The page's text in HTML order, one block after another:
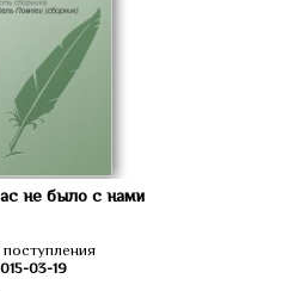
не было с нами
03-19